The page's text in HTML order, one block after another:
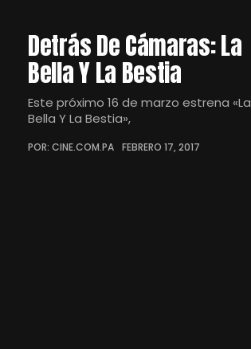
Detrás De Cámaras: La
Bella Y La Bestia
Este próximo 16 de marzo estrena «La
Bella Y La Bestia»,
POR: CINE.COM.PA FEBRERO 17, 2017